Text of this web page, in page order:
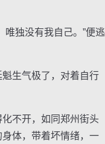
独没有我自己。”便逃
生气极了，对着自行
不开，如同郑州街头
体，带着坏情绪，一